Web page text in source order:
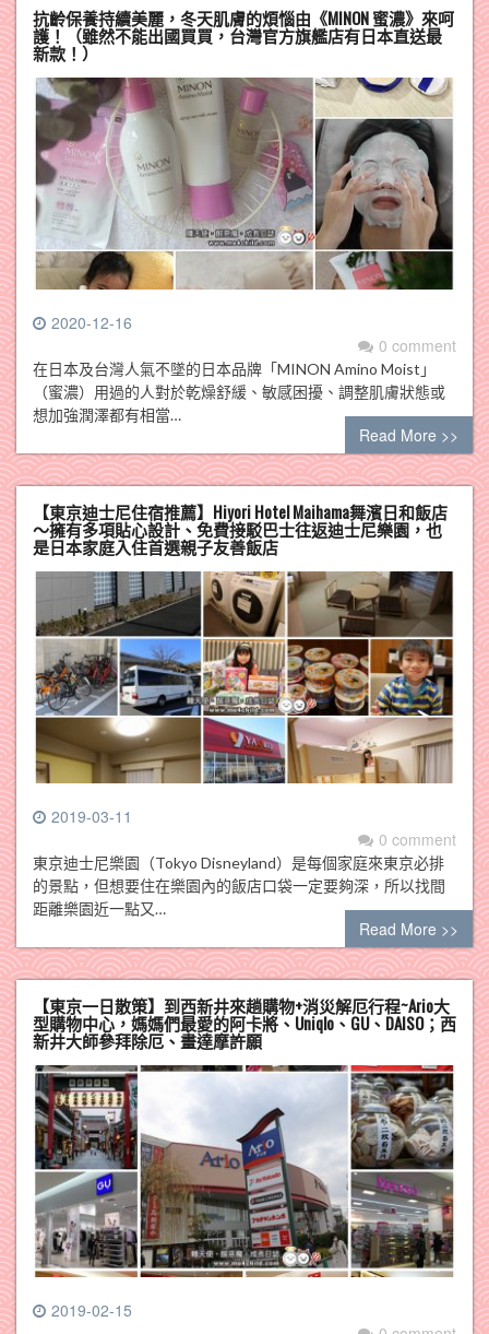
抗齡保養持續美麗，冬天肌膚的煩惱由《MINON 蜜濃》來呵
護！（雖然不能出國買買，台灣官方旗艦店有日本直送最
新款！）
2020-12-16
0 comment
在日本及台灣人氣不墜的日本品牌「MINON Amino Moist」
（蜜濃）用過的人對於乾燥舒緩、敏感困擾、調整肌膚狀態或
想加強潤澤都有相當…
Read More >>
【東京迪士尼住宿推薦】Hiyori Hotel Maihama舞濱日和飯店
～擁有多項貼心設計、免費接駁巴士往返迪士尼樂園，也
是日本家庭入住首選親子友善飯店
2019-03-11
0 comment
東京迪士尼樂園（Tokyo Disneyland）是每個家庭來東京必排
的景點，但想要住在樂園內的飯店口袋一定要夠深，所以找間
距離樂園近一點又…
Read More >>
【東京一日散策】到西新井來趟購物+消災解厄行程~Ario大
型購物中心，媽媽們最愛的阿卡將、Uniqlo、GU、DAISO；西
新井大師參拜除厄、畫達摩許願
2019-02-15